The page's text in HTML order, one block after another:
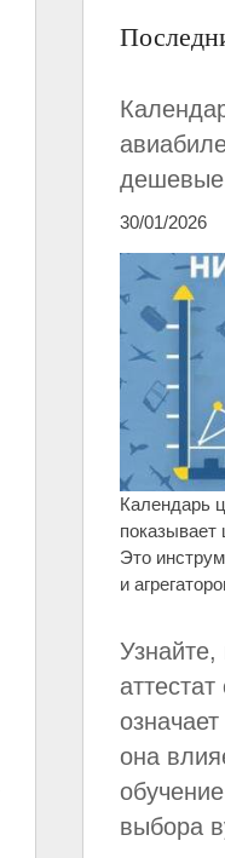
дешевые
30/01/2026
Календарь
Это
и
Узнайте,
она
выбора